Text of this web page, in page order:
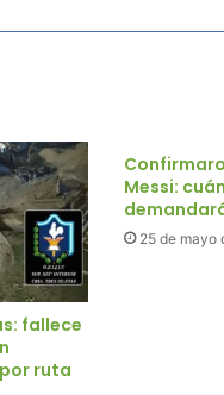
fallece
ruta
Messi:
25 de mayo